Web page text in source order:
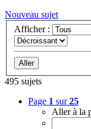
Nouveau sujet
Afficher :
495 sujets
Page 1 sur25
Aller à la